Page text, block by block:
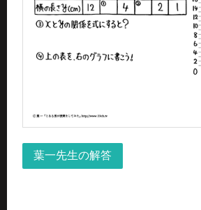
葉一先生の解答